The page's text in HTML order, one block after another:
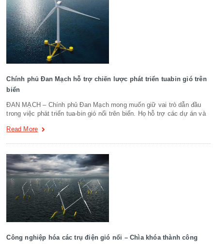
Chính phủ Đan Mạch hỗ trợ chiến lược phát triển tuabin gió trên
biển
ĐAN MẠCH – Chính phủ Đan Mạch mong muốn giữ vai trò dẫn đầu
trong việc phát triển tua-bin gió nổi trên biển. Họ hỗ trợ các dự án và
Read More
Công nghiệp hóa các trụ điện gió nổi – Chìa khóa thành công